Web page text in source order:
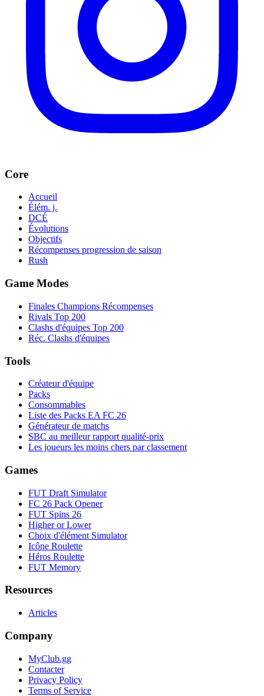
Core
Accueil
Élém. j.
DCÉ
Évolutions
Objectifs
Récompenses progression de saison
Rush
Game Modes
Finales Champions Récompenses
Rivals Top 200
Clashs d'équipes Top 200
Réc. Clashs d'équipes
Tools
Créateur d'équipe
Packs
Consommables
Liste des Packs EA FC 26
Générateur de matchs
SBC au meilleur rapport qualité-prix
Les joueurs les moins chers par classement
Games
FUT Draft Simulator
FC 26 Pack Opener
FUT Spins 26
Higher or Lower
Choix d'élément Simulator
Icône Roulette
Héros Roulette
FUT Memory
Resources
Articles
Company
MyClub.gg
Contacter
Privacy Policy
Terms of Service